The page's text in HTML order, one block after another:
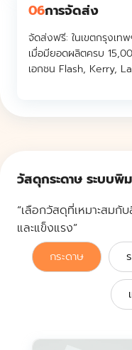
06การจัดส่ง
จัดส่งฟรี: ในเขตกรุงเท
เมื่อมียอดผลิตครบ
เอกชน Flash, Kerry,
วัสดุกระดาษ ระบบพิ
“เลือกวัสดุที่เหมาะสมกั
และแข็งแรง”
กระดาษ